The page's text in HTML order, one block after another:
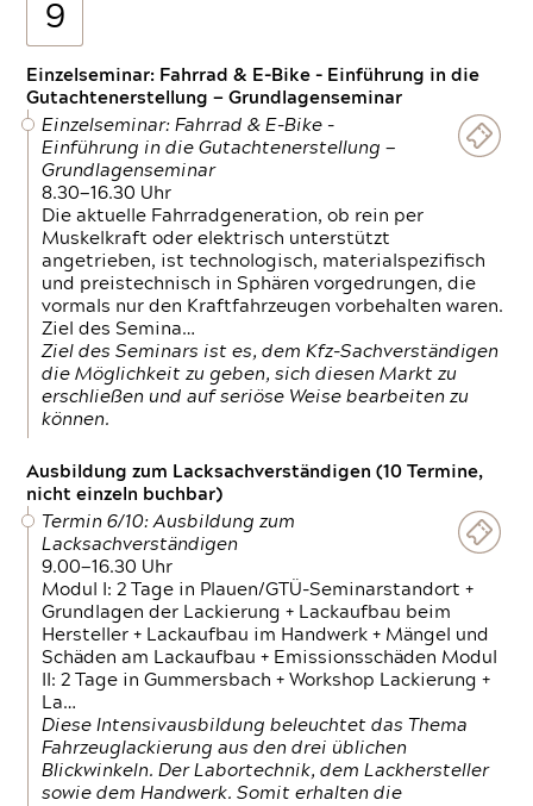
9
Einzelseminar: Fahrrad & E-Bike - Einführung in die
Gutachtenerstellung — Grundlagenseminar
Einzelseminar: Fahrrad & E-Bike -
Einführung in die Gutachtenerstellung —
Grundlagenseminar
8.30—16.30 Uhr
Die aktuelle Fahrradgeneration, ob rein per
Muskelkraft oder elektrisch unterstützt
angetrieben, ist technologisch, materialspezifisch
und preistechnisch in Sphären vorgedrungen, die
vormals nur den Kraftfahrzeugen vorbehalten waren.
Ziel des Semina…
Ziel des Seminars ist es, dem Kfz-Sachverständigen
die Möglichkeit zu geben, sich diesen Markt zu
erschließen und auf seriöse Weise bearbeiten zu
können.
Ausbildung zum Lacksachverständigen (10 Termine,
nicht einzeln buchbar)
Termin 6/10: Ausbildung zum
Lacksachverständigen
9.00—16.30 Uhr
Modul I: 2 Tage in Plauen/GTÜ-Seminarstandort +
Grundlagen der Lackierung + Lackaufbau beim
Hersteller + Lackaufbau im Handwerk + Mängel und
Schäden am Lackaufbau + Emissionsschäden Modul
II: 2 Tage in Gummersbach + Workshop Lackierung +
La…
Diese Intensivausbildung beleuchtet das Thema
Fahrzeuglackierung aus den drei üblichen
Blickwinkeln. Der Labortechnik, dem Lackhersteller
sowie dem Handwerk. Somit erhalten die